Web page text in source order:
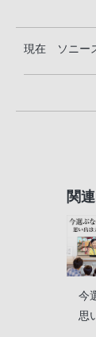
現在 ソニー
関
今
思